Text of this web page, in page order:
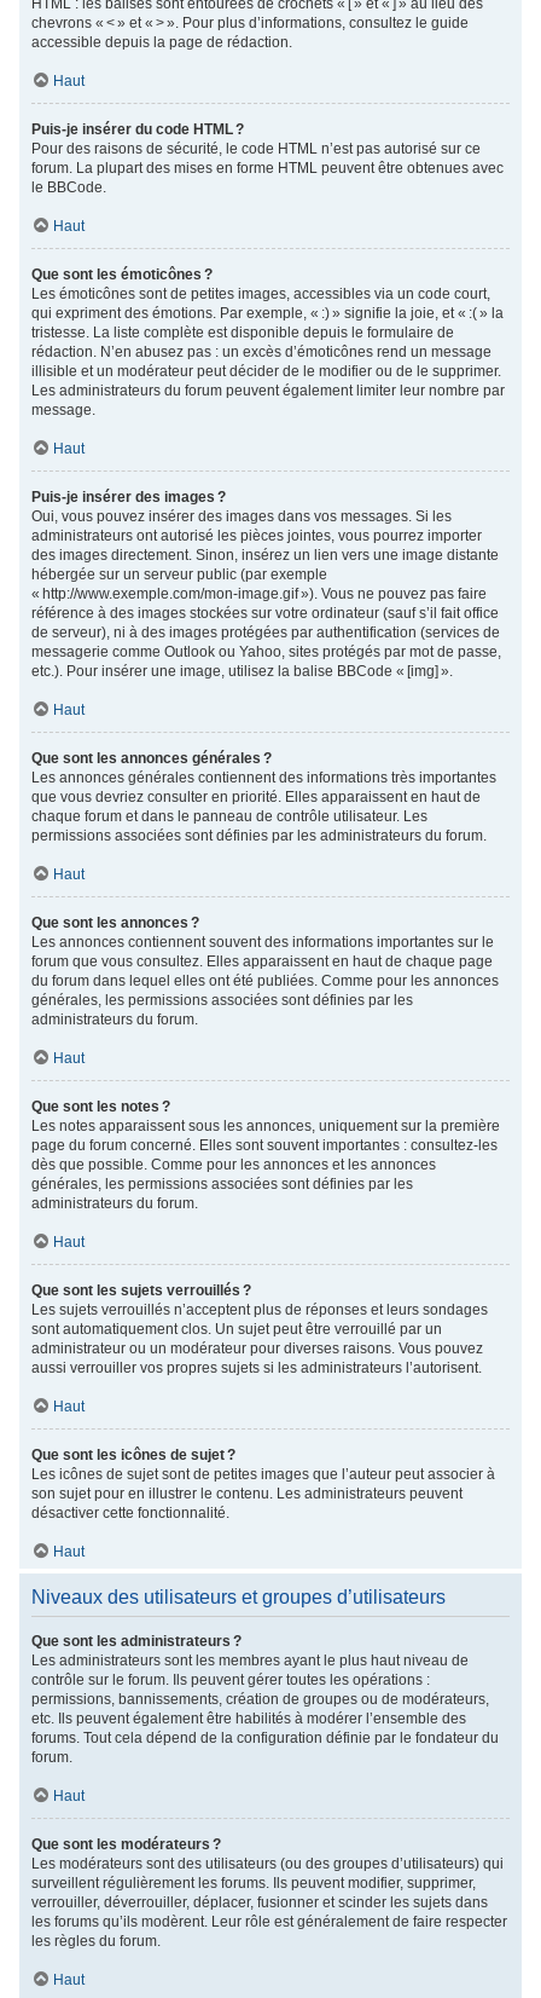
HTML : les balises sont entourées de crochets « [ » et « ] » au lieu des
chevrons « < » et « > ». Pour plus d’informations, consultez le guide
accessible depuis la page de rédaction.
Haut
Puis-je insérer du code HTML ?
Pour des raisons de sécurité, le code HTML n’est pas autorisé sur ce
forum. La plupart des mises en forme HTML peuvent être obtenues avec
le BBCode.
Haut
Que sont les émoticônes ?
Les émoticônes sont de petites images, accessibles via un code court,
qui expriment des émotions. Par exemple, « :) » signifie la joie, et « :( » la
tristesse. La liste complète est disponible depuis le formulaire de
rédaction. N’en abusez pas : un excès d’émoticônes rend un message
illisible et un modérateur peut décider de le modifier ou de le supprimer.
Les administrateurs du forum peuvent également limiter leur nombre par
message.
Haut
Puis-je insérer des images ?
Oui, vous pouvez insérer des images dans vos messages. Si les
administrateurs ont autorisé les pièces jointes, vous pourrez importer
des images directement. Sinon, insérez un lien vers une image distante
hébergée sur un serveur public (par exemple
« http://www.exemple.com/mon-image.gif »). Vous ne pouvez pas faire
référence à des images stockées sur votre ordinateur (sauf s’il fait office
de serveur), ni à des images protégées par authentification (services de
messagerie comme Outlook ou Yahoo, sites protégés par mot de passe,
etc.). Pour insérer une image, utilisez la balise BBCode « [img] ».
Haut
Que sont les annonces générales ?
Les annonces générales contiennent des informations très importantes
que vous devriez consulter en priorité. Elles apparaissent en haut de
chaque forum et dans le panneau de contrôle utilisateur. Les
permissions associées sont définies par les administrateurs du forum.
Haut
Que sont les annonces ?
Les annonces contiennent souvent des informations importantes sur le
forum que vous consultez. Elles apparaissent en haut de chaque page
du forum dans lequel elles ont été publiées. Comme pour les annonces
générales, les permissions associées sont définies par les
administrateurs du forum.
Haut
Que sont les notes ?
Les notes apparaissent sous les annonces, uniquement sur la première
page du forum concerné. Elles sont souvent importantes : consultez-les
dès que possible. Comme pour les annonces et les annonces
générales, les permissions associées sont définies par les
administrateurs du forum.
Haut
Que sont les sujets verrouillés ?
Les sujets verrouillés n’acceptent plus de réponses et leurs sondages
sont automatiquement clos. Un sujet peut être verrouillé par un
administrateur ou un modérateur pour diverses raisons. Vous pouvez
aussi verrouiller vos propres sujets si les administrateurs l’autorisent.
Haut
Que sont les icônes de sujet ?
Les icônes de sujet sont de petites images que l’auteur peut associer à
son sujet pour en illustrer le contenu. Les administrateurs peuvent
désactiver cette fonctionnalité.
Haut
Niveaux des utilisateurs et groupes d’utilisateurs
Que sont les administrateurs ?
Les administrateurs sont les membres ayant le plus haut niveau de
contrôle sur le forum. Ils peuvent gérer toutes les opérations :
permissions, bannissements, création de groupes ou de modérateurs,
etc. Ils peuvent également être habilités à modérer l’ensemble des
forums. Tout cela dépend de la configuration définie par le fondateur du
forum.
Haut
Que sont les modérateurs ?
Les modérateurs sont des utilisateurs (ou des groupes d’utilisateurs) qui
surveillent régulièrement les forums. Ils peuvent modifier, supprimer,
verrouiller, déverrouiller, déplacer, fusionner et scinder les sujets dans
les forums qu’ils modèrent. Leur rôle est généralement de faire respecter
les règles du forum.
Haut